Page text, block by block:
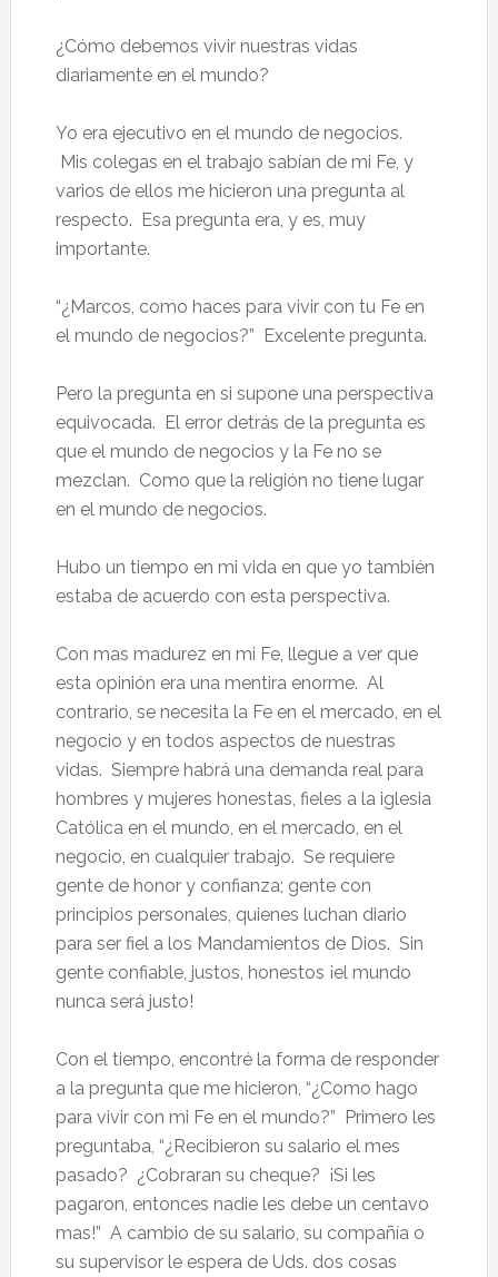
¿Cómo debemos vivir nuestras vidas
diariamente en el mundo?
Yo era ejecutivo en el mundo de negocios.
Mis colegas en el trabajo sabían de mi Fe, y
varios de ellos me hicieron una pregunta al
respecto. Esa pregunta era, y es, muy
importante.
“¿Marcos, como haces para vivir con tu Fe en
el mundo de negocios?” Excelente pregunta.
Pero la pregunta en si supone una perspectiva
equivocada. El error detrás de la pregunta es
que el mundo de negocios y la Fe no se
mezclan. Como que la religión no tiene lugar
en el mundo de negocios.
Hubo un tiempo en mi vida en que yo también
estaba de acuerdo con esta perspectiva.
Con mas madurez en mi Fe, llegue a ver que
esta opinión era una mentira enorme. Al
contrario, se necesita la Fe en el mercado, en el
negocio y en todos aspectos de nuestras
vidas. Siempre habrá una demanda real para
hombres y mujeres honestas, fieles a la iglesia
Católica en el mundo, en el mercado, en el
negocio, en cualquier trabajo. Se requiere
gente de honor y confianza; gente con
principios personales, quienes luchan diario
para ser fiel a los Mandamientos de Dios. Sin
gente confiable, justos, honestos ¡el mundo
nunca será justo!
Con el tiempo, encontré la forma de responder
a la pregunta que me hicieron, “¿Como hago
para vivir con mi Fe en el mundo?” Primero les
preguntaba, “¿Recibieron su salario el mes
pasado? ¿Cobraran su cheque? ¡Si les
pagaron, entonces nadie les debe un centavo
mas!” A cambio de su salario, su compañía o
su supervisor le espera de Uds. dos cosas